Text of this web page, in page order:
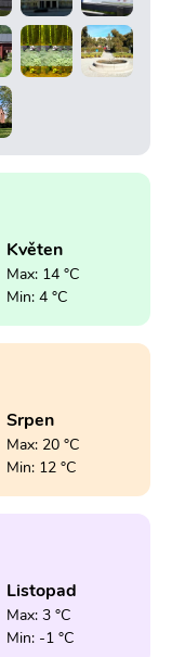
Květen
Max: 14 °C
Min: 4 °C
Srpen
Max: 20 °C
Min: 12 °C
Listopad
Max: 3 °C
Min: -1 °C